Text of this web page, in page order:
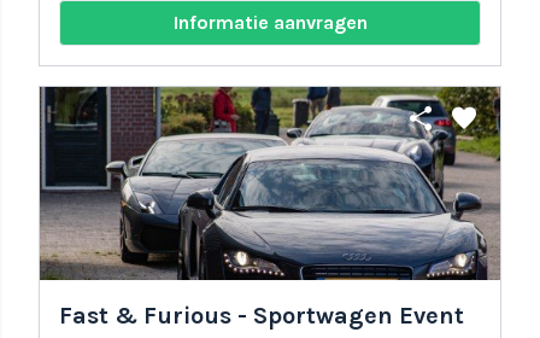
Informatie aanvragen
share favorite
Fast & Furious - Sportwagen Event